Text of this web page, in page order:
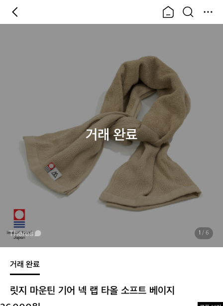
거래 완료
1 / 6
거래 완료
릿지 마운틴 기어 넥 랩 타올 소프트 베이지